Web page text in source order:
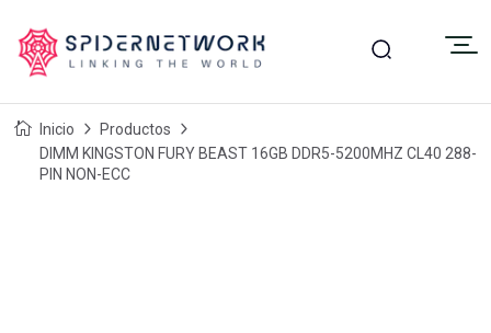
Inicio
Productos
DIMM KINGSTON FURY BEAST 16GB DDR5-5200MHZ CL40 288-
PIN NON-ECC